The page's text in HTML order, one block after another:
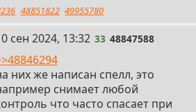
48851822 49955780
сен 2024, 13:32 33 48847588
них же написан спелл, это
снимает любой
что часто спасает при